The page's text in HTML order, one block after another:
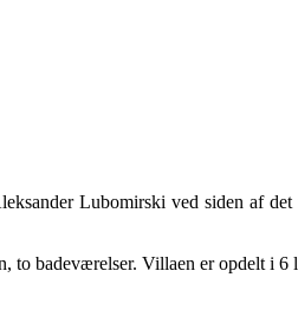
Lubomirski ved siden af det
to badeværelser. Villaen er opdelt i 6